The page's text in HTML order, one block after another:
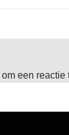
om een reactie